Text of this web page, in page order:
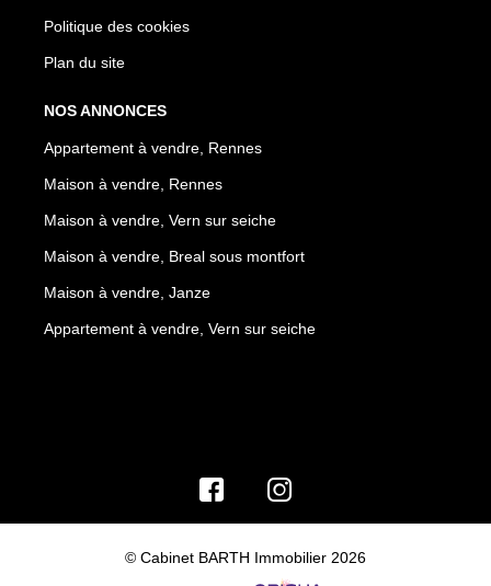
Politique des cookies
Plan du site
NOS ANNONCES
Appartement à vendre, Rennes
Maison à vendre, Rennes
Maison à vendre, Vern sur seiche
Maison à vendre, Breal sous montfort
Maison à vendre, Janze
Appartement à vendre, Vern sur seiche
© Cabinet BARTH Immobilier 2026